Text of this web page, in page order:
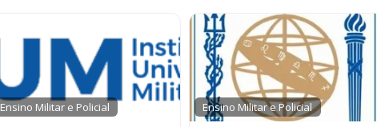
Ensino Militar e Policial Ensino Militar e Policial